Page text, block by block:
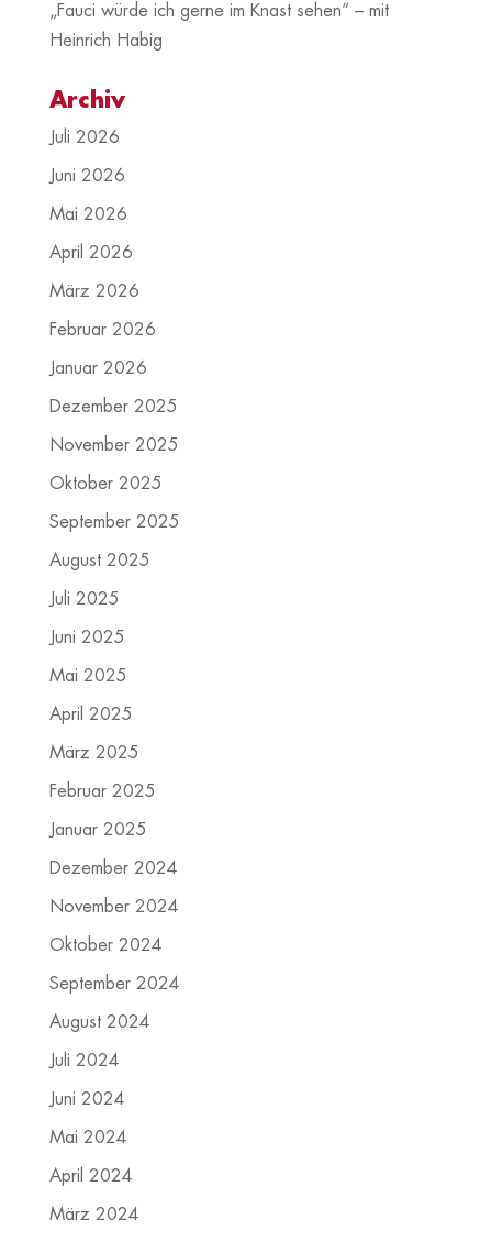
„Fauci würde ich gerne im Knast sehen“ – mit
Heinrich Habig
Archiv
Juli 2026
Juni 2026
Mai 2026
April 2026
März 2026
Februar 2026
Januar 2026
Dezember 2025
November 2025
Oktober 2025
September 2025
August 2025
Juli 2025
Juni 2025
Mai 2025
April 2025
März 2025
Februar 2025
Januar 2025
Dezember 2024
November 2024
Oktober 2024
September 2024
August 2024
Juli 2024
Juni 2024
Mai 2024
April 2024
März 2024